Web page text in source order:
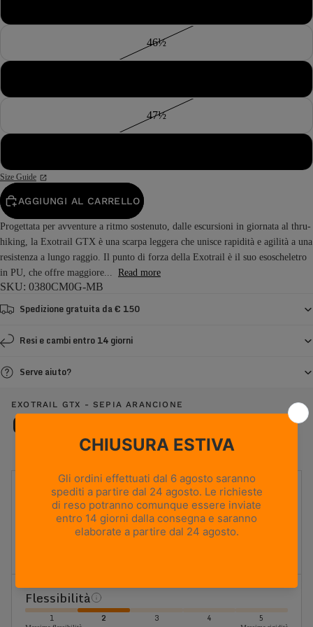
46½
47½
Size Guide
AGGIUNGI AL CARRELLO
Progettata per avventure a ritmo sostenuto, dalle escursioni in giornata al thru-
hiking, la Exotrail GTX è una scarpa leggera che unisce rapidità e agilità a una
resistenza a lungo raggio. Il punto di forza della Exotrail è il suo esoscheletro
in PU, che offre maggiore... Read more
SKU: 0380CM0G-MB
Spedizione gratuita da € 150
Resi e cambi entro 14 giorni
Serve aiuto?
EXOTRAIL GTX - SEPIA ARANCIONE
Caratteristiche
UTILIZZO
Hiking
Based on size US 8 (Half Pair)
Flessibilità
1 2 3 4 5